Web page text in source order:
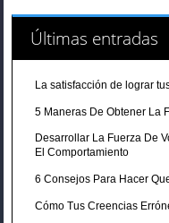
Últimas entradas
La satisfacción de lograr
5 Maneras De Obtener La
Desarrollar La Fuerza De
El Comportamiento
6 Consejos Para Hacer
Cómo Tus Creencias